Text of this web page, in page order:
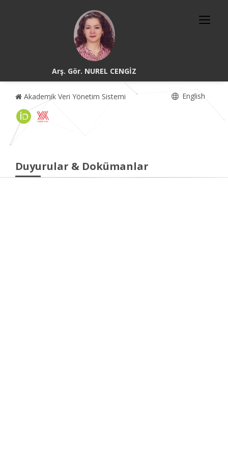
Arş. Gör. NUREL CENGİZ
Akademik Veri Yönetim Sistemi English
Duyurular & Dokümanlar